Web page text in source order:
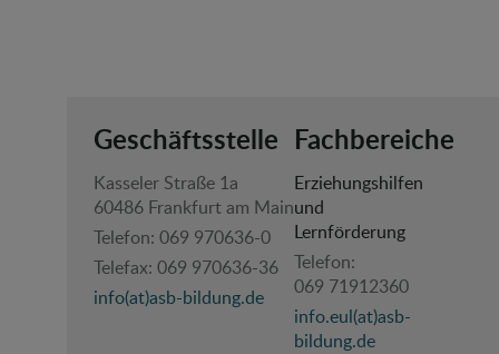
Geschäftsstelle
Kasseler Straße 1a
60486 Frankfurt am Main
Telefon: 069 970636-0
Telefax: 069 970636-36
info(at)asb-bildung.de
Fachbereiche
Erziehungshilfen
und
Lernförderung
Telefon:
069 71912360
info.eul(at)asb-
bildung.de